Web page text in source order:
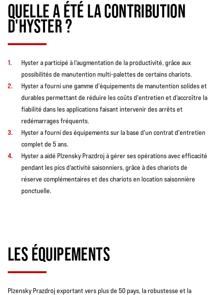
QUELLE A ÉTÉ LA CONTRIBUTION
D'HYSTER ?
Hyster a participé à l'augmentation de la productivité, grâce aux
possibilités de manutention multi-palettes de certains chariots.
Hyster a fourni une gamme d'équipements de manutention solides et
durables permettant de réduire les coûts d'entretien et d'accroître la
fiabilité dans les applications faisant intervenir des arrêts et
redémarrages fréquents.
Hyster a fourni des équipements sur la base d'un contrat d'entretien
complet de 5 ans.
Hyster a aidé Plzensky Prazdroj à gérer ses opérations avec efficacité
pendant les pics d'activité saisonniers, grâce à des chariots de
réserve complémentaires et des chariots en location saisonnière
ponctuelle.
LES ÉQUIPEMENTS
Plzensky Prazdroj exportant vers plus de 50 pays, la robustesse et la